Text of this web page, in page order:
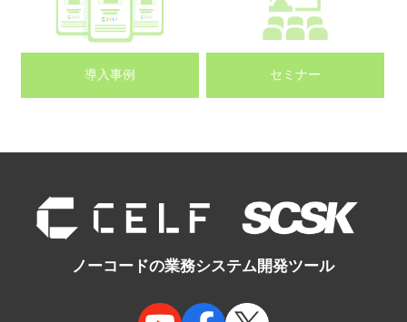
導入事例 セミナー
ノーコードの業務システム開発ツール